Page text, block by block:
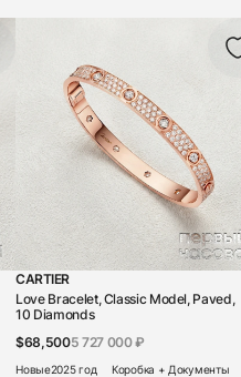
CARTIER
Love Bracelet, Classic Model, Paved,
10 Diamonds
$68,5005 727 000 ₽
Новые2025 год Коробка + Документы